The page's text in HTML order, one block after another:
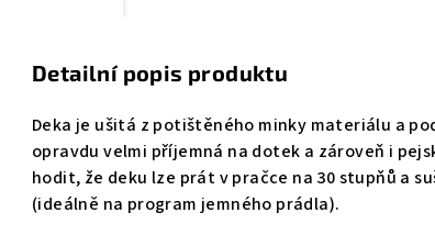
Detailní popis produktu
Deka je ušitá z potištěného minky materiálu a
opravdu velmi příjemná na dotek a zároveň i
hodit, že deku lze prát v pračce na 30 stupňů a
(ideálně na program jemného prádla).